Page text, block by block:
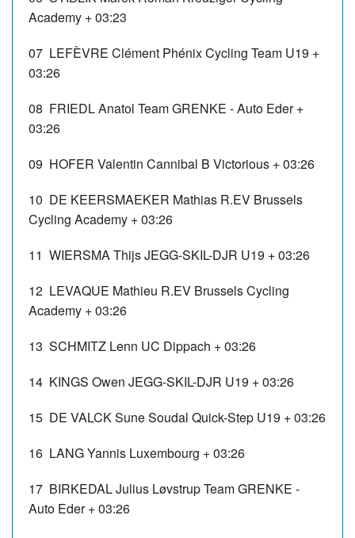
Academy + 03:23
07 LEFÈVRE Clément Phénix Cycling Team U19 +
03:26
08 FRIEDL Anatol Team GRENKE - Auto Eder +
03:26
09 HOFER Valentin Cannibal B Victorious + 03:26
10 DE KEERSMAEKER Mathias R.EV Brussels
Cycling Academy + 03:26
11 WIERSMA ThijsJEGG-SKIL-DJR U19 + 03:26
12 LEVAQUE Mathieu R.EV Brussels Cycling
Academy + 03:26
13 SCHMITZ Lenn UC Dippach + 03:26
14 KINGS Owen JEGG-SKIL-DJR U19 + 03:26
15 DE VALCK SuneSoudal Quick-Step U19 + 03:26
16 LANG Yannis Luxembourg + 03:26
17 BIRKEDAL Julius LøvstrupTeam GRENKE -
Auto Eder + 03:26